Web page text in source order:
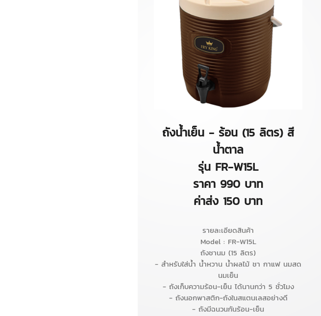
ถังน้ำเย็น - ร้อน (15 ลิตร) สี
น้ำตาล
รุ่น FR-W15L
ราคา 990 บาท
ค่าส่ง 150 บาท
รายละเอียดสินค้า
Model : FR-W15L
ถังชานม (15 ลิตร)
- สำหรับใส่น้ำ น้ำหวาน น้ำผลไม้ ชา กาแฟ นมสด
นมเย็น
- ถังเก็บความร้อน-เย็น ได้นานกว่า 5 ชั่วโมง
- ถังนอกพาสติก-ถังในสแตนเลสอย่างดี
- ถังมีฉนวนกันร้อน-เย็น